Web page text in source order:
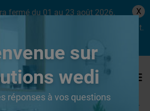
fermé du 01 au 23 août 2026.
de vous retrouver dès le lundi 24 août.
X
Se connecter
sur
wedi
réponses à vos questions